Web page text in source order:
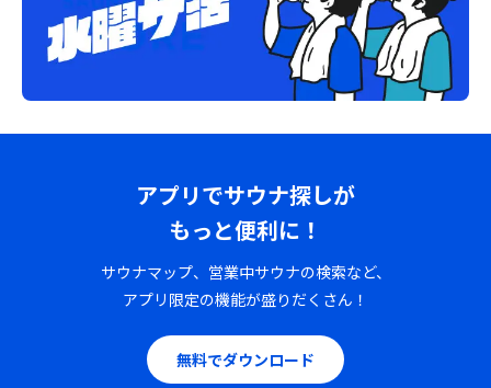
アプリでサウナ探しが
もっと便利に！
サウナマップ、営業中サウナの検索など、
アプリ限定の機能が盛りだくさん！
無料でダウンロード